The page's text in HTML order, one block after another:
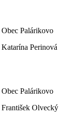
Obec Palárikovo
Katarína Perinová
Obec Palárikovo
František Olvecký